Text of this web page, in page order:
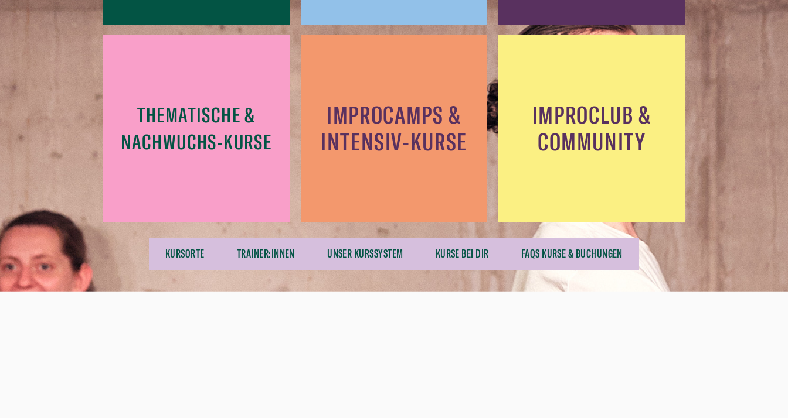
THEMATISCHE &
NACHWUCHS-KURSE
IMPROCAMPS &
INTENSIV-KURSE
IMPROCLUB &
COMMUNITY
KURSORTE TRAINER:INNEN UNSER KURSSYSTEM KURSE BEI DIR FAQS KURSE & BUCHUNGEN